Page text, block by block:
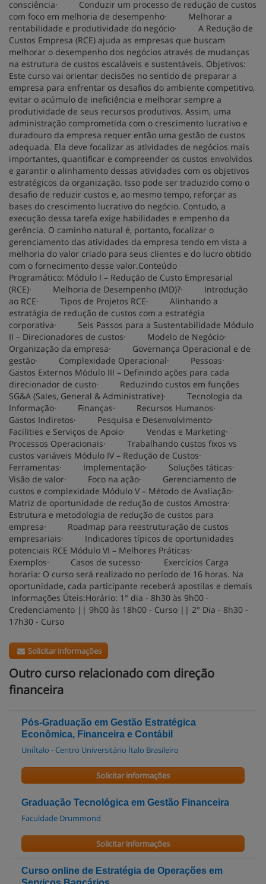
consciência· Conduzir um processo de redução de custos
com foco em melhoria de desempenho· Melhorar a
rentabilidade e produtividade do negócio· A Redução de
Custos Empresa (RCE) ajuda as empresas que buscam
melhorar o desempenho dos negócios através de mudanças
na estrutura de custos escaláveis ​​e sustentáveis. Objetivos:
Este curso vai orientar decisões no sentido de preparar a
empresa para enfrentar os desafios do ambiente competitivo,
evitar o acúmulo de ineficiência e melhorar sempre a
produtividade de seus recursos produtivos. Assim, uma
administração comprometida com o crescimento lucrativo e
duradouro da empresa requer então uma gestão de custos
adequada. Ela deve focalizar as atividades de negócios mais
importantes, quantificar e compreender os custos envolvidos
e garantir o alinhamento dessas atividades com os objetivos
estratégicos da organização. Isso pode ser traduzido como o
desafio de reduzir custos e, ao mesmo tempo, reforçar as
bases do crescimento lucrativo do negócio. Contudo, a
execução dessa tarefa exige habilidades e empenho da
gerência. O caminho natural é, portanto, focalizar o
gerenciamento das atividades da empresa tendo em vista a
melhoria do valor criado para seus clientes e do lucro obtido
com o fornecimento desse valor.Conteúdo
Programático: Módulo I – Redução de Custo Empresarial
(RCE)· Melhoria de Desempenho (MD)?· Introdução
ao RCE· Tipos de Projetos RCE· Alinhando a
estratágia de redução de custos com a estratégia
corporativa· Seis Passos para a Sustentabilidade Módulo
II – Direcionadores de custos· Modelo de Negócio·
Organização da empresa· Governança Operacional e de
gestão· Complexidade Operacional· Pessoas·
Gastos Externos Módulo III – Definindo ações para cada
direcionador de custo· Reduzindo custos em funções
SG&A (Sales, General & Administrative)· Tecnologia da
Informação· Finanças· Recursos Humanos·
Gastos Indiretos· Pesquisa e Desenvolvimento·
Facilities e Serviços de Apoio· Vendas e Marketing·
Processos Operacionais· Trabalhando custos fixos vs
custos variáveis Módulo IV – Redução de Custos·
Ferramentas· Implementação· Soluções táticas·
Visão de valor· Foco na ação· Gerenciamento de
custos e complexidade Módulo V – Método de Avaliação·
Matriz de oportunidade de redução de custos Amostra·
Estrutura e metodologia de redução de custos para
empresa· Roadmap para reestruturação de custos
empresariais· Indicadores típicos de oportunidades
potenciais RCE Módulo VI – Melhores Práticas·
Exemplos· Casos de sucesso· Exercícios Carga
horaria: O curso será realizado no período de 16 horas. Na
oportunidade, cada participante receberá apostilas e demais
Informações Úteis:Horário: 1° dia - 8h30 às 9h00 -
Credenciamento || 9h00 às 18h00 - Curso || 2° Dia - 8h30 -
17h30 - Curso
Solicitar informações
Outro curso relacionado com direção
financeira
Pós-Graduação em Gestão Estratégica
Econômica, Financeira e Contábil
UniÍtalo - Centro Universitário Ítalo Brasileiro
Solicitar informações
Graduação Tecnológica em Gestão Financeira
Faculdade Drummond
Solicitar informações
Curso online de Estratégia de Operações em